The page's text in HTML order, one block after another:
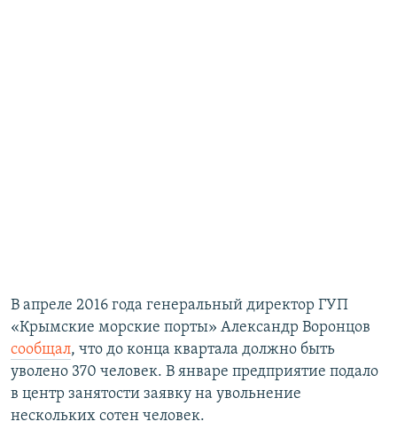
В апреле 2016 года генеральный директор ГУП
«Крымские морские порты» Александр Воронцов
сообщал, что до конца квартала должно быть
уволено 370 человек. В январе предприятие подало
в центр занятости заявку на увольнение
нескольких сотен человек.